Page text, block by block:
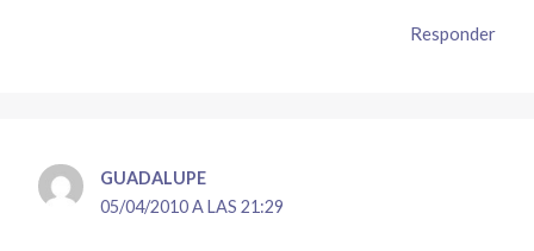
Responder
GUADALUPE
05/04/2010 A LAS 21:29